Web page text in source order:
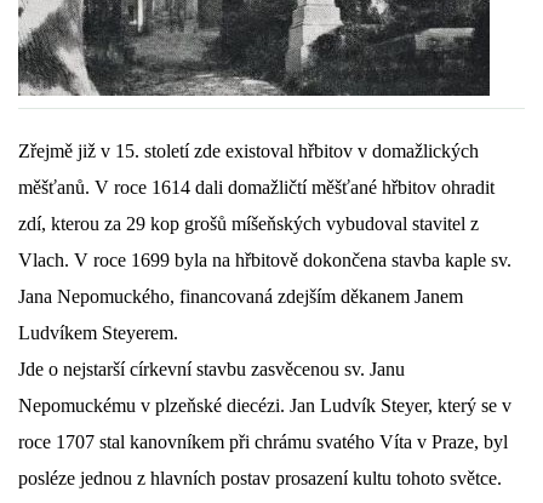
DŮL NA SLÍDU (NA KOLE)
Kontakt:
tel. 773 916 275
--------------------------------------------------------------
© 2026 eStránky.cz |Aktualizováno: 17. 7. 2026 | Nahoru ↑
Zřejmě již v 15. století zde existoval hřbitov v domažlických
měšťanů. V roce 1614 dali domažličtí měšťané hřbitov ohradit
zdí, kterou za 29 kop grošů míšeňských vybudoval stavitel z
Vlach. V roce 1699 byla na hřbitově dokončena stavba kaple sv.
Jana Nepomuckého, financovaná zdejším děkanem Janem
Ludvíkem Steyerem.
Jde o nejstarší církevní stavbu zasvěcenou sv. Janu
Nepomuckému v plzeňské diecézi. Jan Ludvík Steyer, který se v
roce 1707 stal kanovníkem při chrámu svatého Víta v Praze, byl
posléze jednou z hlavních postav prosazení kultu tohoto světce.